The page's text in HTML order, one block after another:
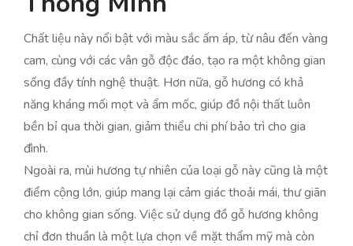
Chất liệu này nổi bật với màu sắc ấm áp, từ nâu đến vàng
cam, cùng với các vân gỗ độc đáo, tạo ra một không gian
sống đầy tính nghệ thuật. Hơn nữa, gỗ hương có khả
năng kháng mối mọt và ẩm mốc, giúp đồ nội thất luôn
bền bỉ qua thời gian, giảm thiểu chi phí bảo trì cho gia
đình.
Ngoài ra, mùi hương tự nhiên của loại gỗ này cũng là một
điểm cộng lớn, giúp mang lại cảm giác thoải mái, thư giãn
cho không gian sống. Việc sử dụng đồ gỗ hương không
chỉ đơn thuần là một lựa chọn về mặt thẩm mỹ mà còn